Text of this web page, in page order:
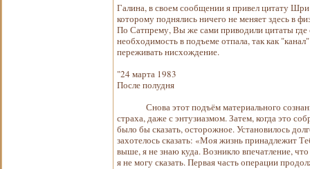
Галина, в своем сообщении я привел цитату
которому поднялись ничего не меняет здесь в
По Сатпрему, Вы же сами приводили цитаты
необходимость в подъеме отпала, так как
переживать нисхождение.
"24 марта 1983
После полудня
Снова этот подъём материального
страха, даже с энтузиазмом. Затем, когда это
было бы сказать, осторожное. Установилось
захотелось сказать: «Моя жизнь принадлежит
выше, я не знаю куда. Возникло впечатление,
я не могу сказать. Первая часть операции